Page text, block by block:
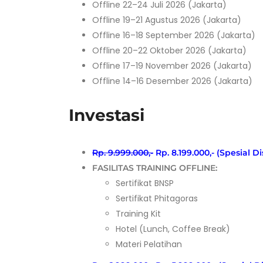
Offline 22–24 Juli 2026 (Jakarta)
Offline 19–21 Agustus 2026 (Jakarta)
Offline 16–18 September 2026 (Jakarta)
Offline 20–22 Oktober 2026 (Jakarta)
Offline 17–19 November 2026 (Jakarta)
Offline 14–16 Desember 2026 (Jakarta)
Investasi
Rp. 9.999.000,- Rp. 8.199.000,- (Spesial
FASILITAS TRAINING OFFLINE:
Sertifikat BNSP
Sertifikat Phitagoras
Training Kit
Hotel (Lunch, Coffee Break)
Materi Pelatihan